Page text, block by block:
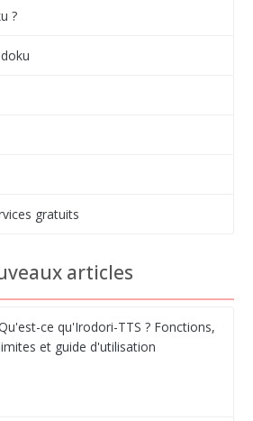
?
gratuits
articles
ce qu'Irodori-TTS ? Fonctions,
et guide d'utilisation